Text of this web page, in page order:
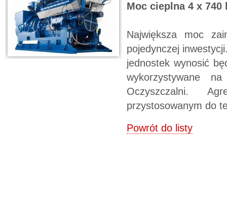
Moc cieplna 4 x 740
Największa moc
pojedynczej
jednostek wynosić
wykorzystywane
Oczyszczalni.
przystosowanym do
Powrót do listy